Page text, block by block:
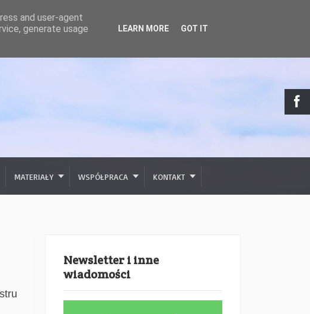
MATERIAŁY WSPÓŁPRACA KONTAKT
Newsletter i inne
wiadomości
and user-agent
generate usage
LEARN MORE GOT IT